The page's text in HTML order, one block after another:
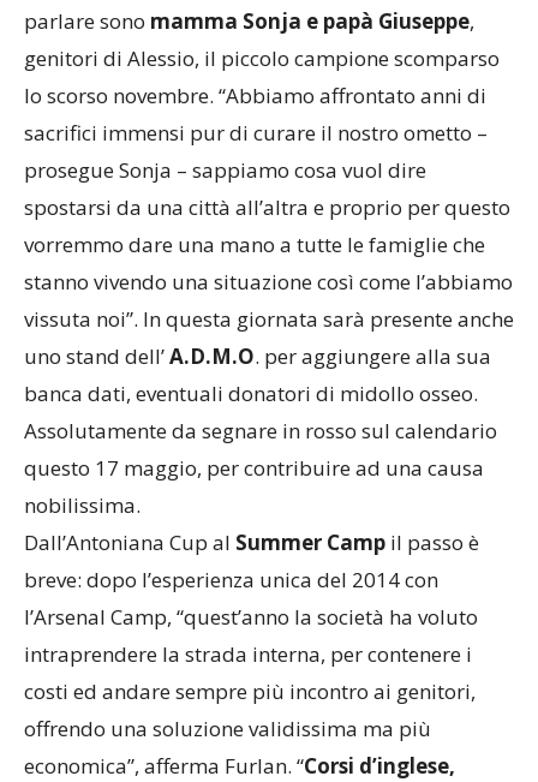
parlare sono mamma Sonja e papà Giuseppe,
genitori di Alessio, il piccolo campione scomparso
lo scorso novembre. “Abbiamo affrontato anni di
sacrifici immensi pur di curare il nostro ometto –
prosegue Sonja – sappiamo cosa vuol dire
spostarsi da una città all’altra e proprio per questo
vorremmo dare una mano a tutte le famiglie che
stanno vivendo una situazione così come l’abbiamo
vissuta noi”. In questa giornata sarà presente anche
uno stand dell’A.D.M.O. per aggiungere alla sua
banca dati, eventuali donatori di midollo osseo.
Assolutamente da segnare in rosso sul calendario
questo 17 maggio, per contribuire ad una causa
nobilissima.
Dall’Antoniana Cup al Summer Camp il passo è
breve: dopo l’esperienza unica del 2014 con
l’Arsenal Camp, “quest’anno la società ha voluto
intraprendere la strada interna, per contenere i
costi ed andare sempre più incontro ai genitori,
offrendo una soluzione validissima ma più
economica”, afferma Furlan. “Corsi d’inglese,